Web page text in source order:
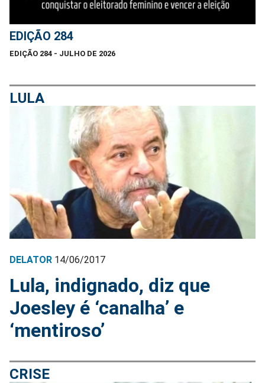
EDIÇÃO 284
EDIÇÃO 284 - JULHO DE 2026
LULA
DELATOR 14/06/2017
Lula, indignado, diz que
Joesley é ‘canalha’ e
‘mentiroso’
CRISE